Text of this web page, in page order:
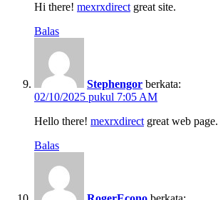
Hi there! mexrxdirect great site.
Balas
Stephengor berkata:
02/10/2025 pukul 7:05 AM
Hello there! mexrxdirect great web page.
Balas